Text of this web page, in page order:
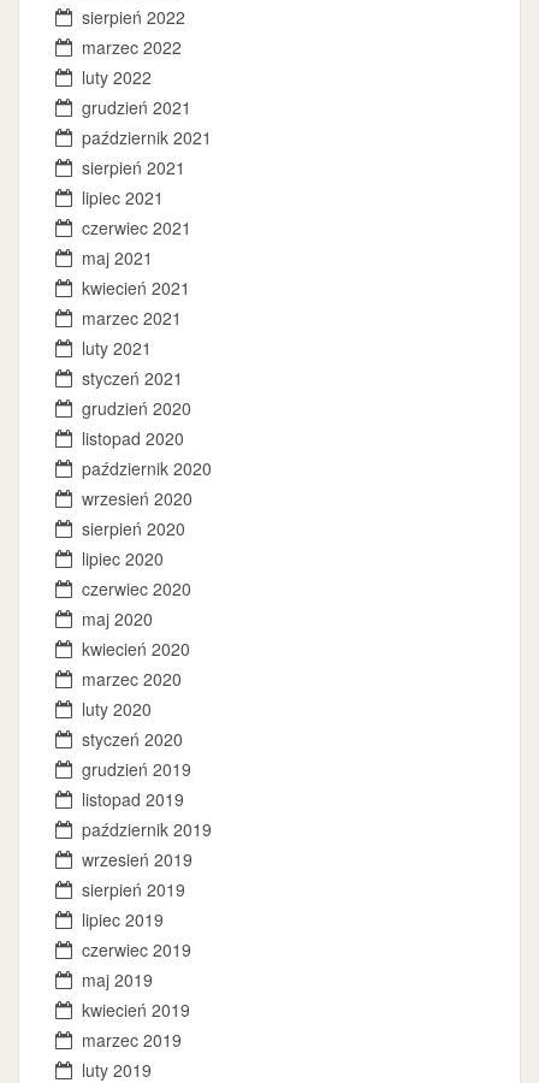
sierpień 2022
marzec 2022
luty 2022
grudzień 2021
październik 2021
sierpień 2021
lipiec 2021
czerwiec 2021
maj 2021
kwiecień 2021
marzec 2021
luty 2021
styczeń 2021
grudzień 2020
listopad 2020
październik 2020
wrzesień 2020
sierpień 2020
lipiec 2020
czerwiec 2020
maj 2020
kwiecień 2020
marzec 2020
luty 2020
styczeń 2020
grudzień 2019
listopad 2019
październik 2019
wrzesień 2019
sierpień 2019
lipiec 2019
czerwiec 2019
maj 2019
kwiecień 2019
marzec 2019
luty 2019